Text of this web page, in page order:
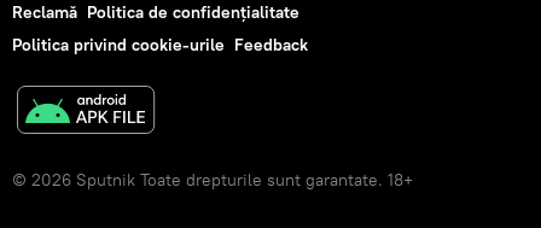
Reclamă Politica de confidențialitate
Politica privind cookie-urile Feedback
© 2026 Sputnik Toate drepturile sunt garantate. 18+